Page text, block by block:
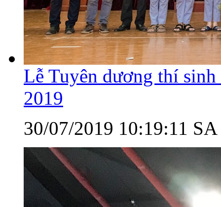
Lễ Tuyên dương thí
2019
30/07/2019 10:19:11 SA